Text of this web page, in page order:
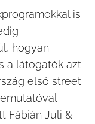
is
hogyan
a látogatók azt
első street
Fábián Juli &